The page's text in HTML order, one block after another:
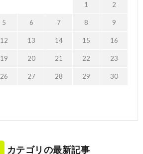
1 2
5 6 7 8 9
12 13 14 15 16
19 20 21 22 23
26 27 28 29 30
カテゴリの最新記事